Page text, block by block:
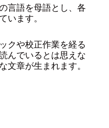
言語を母語とし、各
います。
クや校正作業を経る
んでいるとは思えな
文章が生まれます。